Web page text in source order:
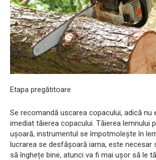
Etapa pregătitoare
Se recomandă uscarea copacului, adică nu
imediat tăierea copacului. Tăierea lemnului
ușoară, instrumentul se împotmolește în
lucrarea se desfășoară iarna, este necesar
să înghețe bine, atunci va fi mai ușor să le